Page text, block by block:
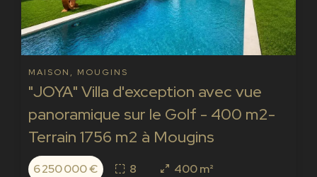
MAISON, MOUGINS
"JOYA" Villa d'exception avec vue
panoramique sur le Golf - 400 m2-
Terrain 1756 m2 à Mougins
6 250 000 € 8 400 m²